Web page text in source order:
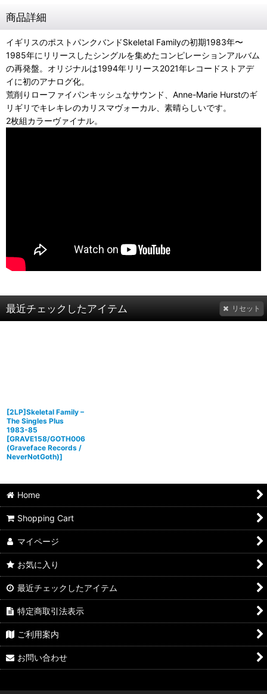
商品詳細
イギリスのポストパンクバンドSkeletal Familyの初期1983年〜
1985年にリリースしたシングルを集めたコンピレーションアルバム
の再発盤。オリジナルは1994年リリース2021年レコードストアデ
イに初のアナログ化。
荒削りローファイパンキッシュなサウンド、Anne-Marie Hurstのギ
リギリでキレキレのカリスマヴォーカル、素晴らしいです。
2枚組カラーヴァイナル。
最近チェックしたアイテム リセット
[2LP]Skeletal Family –
The Singles Plus
1983-85
[GRAVE158/GOTH006
(Graveface Records /
NeverNotGoth)]
Home
Shopping Cart
マイページ
お気に入り
最近チェックしたアイテム
特定商取引法表示
ご利用案内
お問い合わせ